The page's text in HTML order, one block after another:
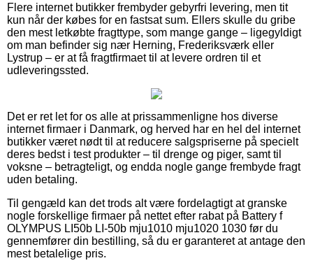
Flere internet butikker frembyder gebyrfri levering, men tit
kun når der købes for en fastsat sum. Ellers skulle du gribe
den mest letkøbte fragttype, som mange gange – ligegyldigt
om man befinder sig nær Herning, Frederiksværk eller
Lystrup – er at få fragtfirmaet til at levere ordren til et
udleveringssted.
Det er ret let for os alle at prissammenligne hos diverse
internet firmaer i Danmark, og herved har en hel del internet
butikker været nødt til at reducere salgspriserne på specielt
deres bedst i test produkter – til drenge og piger, samt til
voksne – betragteligt, og endda nogle gange frembyde fragt
uden betaling.
Til gengæld kan det trods alt være fordelagtigt at granske
nogle forskellige firmaer på nettet efter rabat på Battery f
OLYMPUS LI50b LI-50b mju1010 mju1020 1030 før du
gennemfører din bestilling, så du er garanteret at antage den
mest betalelige pris.